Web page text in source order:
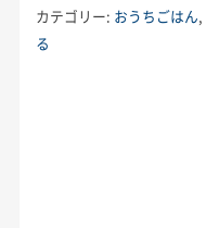
カテゴリー: おうちごはん,
る